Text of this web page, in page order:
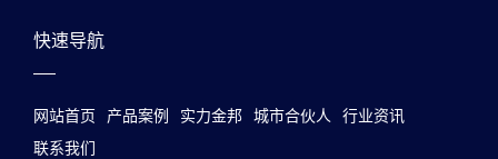
快速导航
网站首页 产品案例 实力金邦 城市合伙人 行业资讯
联系我们